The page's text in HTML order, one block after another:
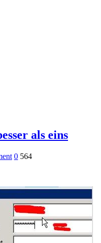
als eins
on
besser
als
eins
0 564